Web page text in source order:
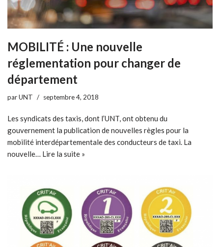
MOBILITÉ : Une nouvelle
réglementation pour changer de
département
parUNT septembre 4, 2018
Les syndicats des taxis, dont l’UNT, ont obtenu du
gouvernement la publication de nouvelles règles pour la
mobilité interdépartementale des conducteurs de taxi. La
nouvelle… Lire la suite »